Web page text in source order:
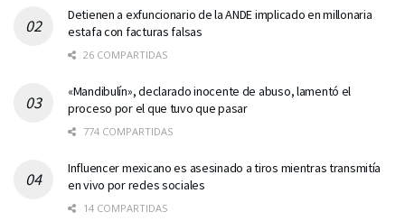
Detienen a exfuncionario de la ANDE implicado en millonaria
estafa con facturas falsas
26 COMPARTIDAS
«Mandibulín», declarado inocente de abuso, lamentó el
proceso por el que tuvo que pasar
774 COMPARTIDAS
Influencer mexicano es asesinado a tiros mientras transmitía
en vivo por redes sociales
14 COMPARTIDAS